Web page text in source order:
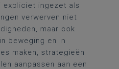
expliciet ingezet als
verwerven niet
maar ook
beweging en in
maken, strategieën
aanpassen aan een